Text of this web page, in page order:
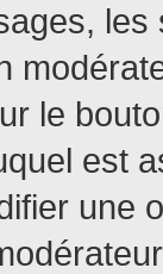
le
est
une